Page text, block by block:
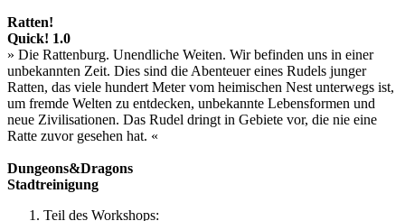
Ratten!
Quick! 1.0
» Die Rattenburg. Unendliche Weiten. Wir befinden uns in einer
unbekannten Zeit. Dies sind die Abenteuer eines Rudels junger
Ratten, das viele hundert Meter vom heimischen Nest unterwegs ist,
um fremde Welten zu entdecken, unbekannte Lebensformen und
neue Zivilisationen. Das Rudel dringt in Gebiete vor, die nie eine
Ratte zuvor gesehen hat. «
Dungeons&Dragons
Stadtreinigung
Teil des Workshops: